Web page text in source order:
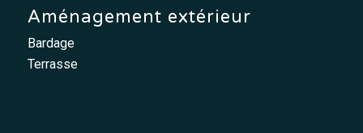
Aménagement extérieur
Bardage
Terrasse